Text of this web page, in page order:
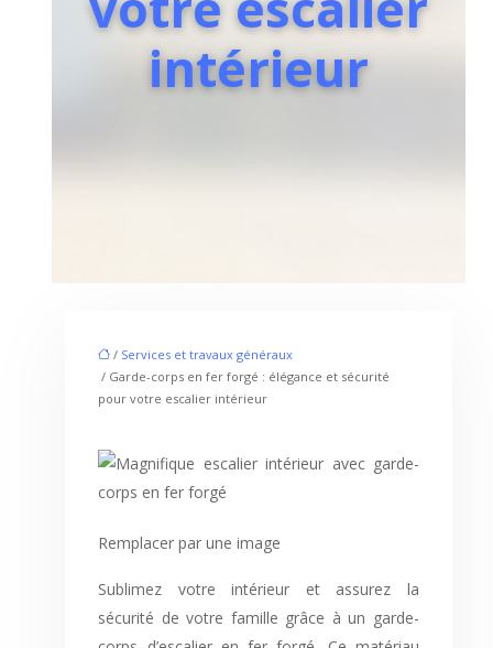
intérieur
/ Services et travaux généraux
/ Garde-corps en fer forgé : élégance et sécurité
pour votre escalier intérieur
Remplacer par une image
Sublimez votre intérieur et assurez la
sécurité de votre famille grâce à un garde-